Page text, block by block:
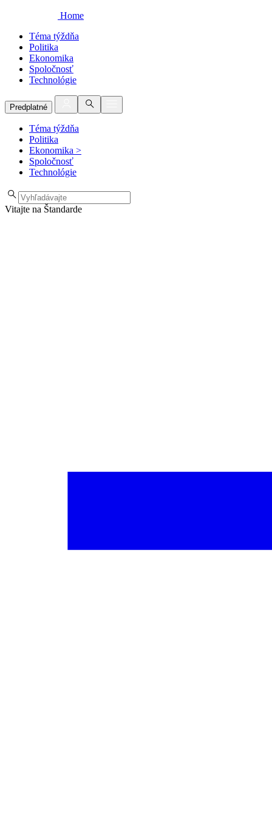
Home
Téma týždňa
Politika
Ekonomika
Spoločnosť
Technológie
Predplatné
Téma týždňa
Politika
Ekonomika >
Spoločnosť
Technológie
Vitajte na Štandarde